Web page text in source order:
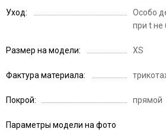
Уход
Особо
при t не
Размер на модели XS
Фактура материала
Покрой прямой
Параметры модели на фото